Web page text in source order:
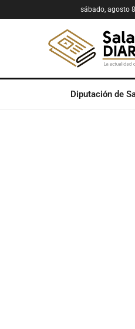
sábado, agosto
Diputación de